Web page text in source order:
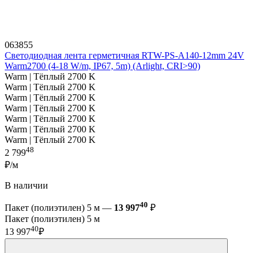
063855
Светодиодная лента герметичная RTW-PS-A140-12mm 24V
Warm2700 (4-18 W/m, IP67, 5m) (Arlight, CRI>90)
Warm | Тёплый 2700 K
Warm | Тёплый 2700 K
Warm | Тёплый 2700 K
Warm | Тёплый 2700 K
Warm | Тёплый 2700 K
Warm | Тёплый 2700 K
Warm | Тёплый 2700 K
2 79948
₽/м
В наличии
Пакет (полиэтилен) 5 м — 13 99740 ₽
Пакет (полиэтилен) 5 м
13 99740₽